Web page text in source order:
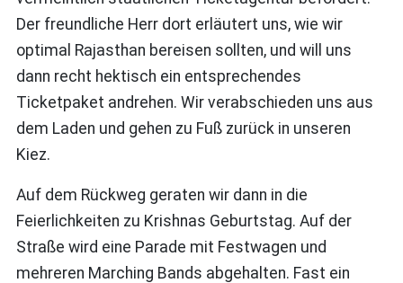
Der freundliche Herr dort erläutert uns, wie wir
optimal Rajasthan bereisen sollten, und will uns
dann recht hektisch ein entsprechendes
Ticketpaket andrehen. Wir verabschieden uns aus
dem Laden und gehen zu Fuß zurück in unseren
Kiez.
Auf dem Rückweg geraten wir dann in die
Feierlichkeiten zu Krishnas Geburtstag. Auf der
Straße wird eine Parade mit Festwagen und
mehreren Marching Bands abgehalten. Fast ein